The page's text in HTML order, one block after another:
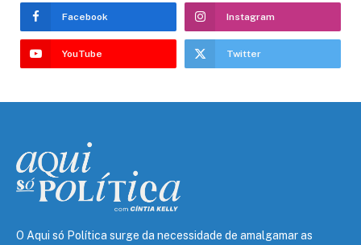
Facebook Instagram
YouTube Twitter
O Aqui só Política surge da necessidade de amalgamar as